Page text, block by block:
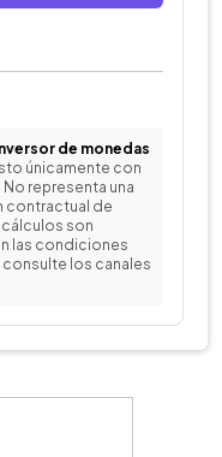
de monedas
únicamente con
representa una
contractual de
cálculos son
las condiciones
los canales